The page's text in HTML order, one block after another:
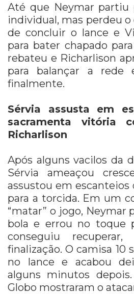
Até que Neymar partiu
individual, mas perdeu
de concluir o lance e
para bater chapado
rebateu e Richarlison
para balançar a rede
finalmente.
Sérvia assusta em
sacramenta vitória
Richarlison
Após alguns vacilos da
Sérvia ameaçou
assustou em escanteios
para a torcida. Em um
“matar” o jogo, Neymar
bola e errou no toque
conseguiu
finalização. O camisa 10
no lance e acabou
alguns minutos
Globo mostraram o